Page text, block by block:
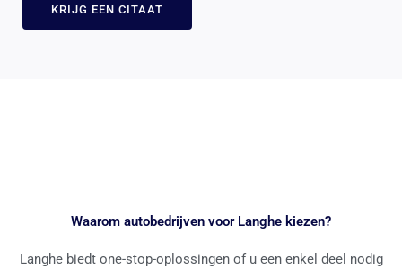
KRIJG EEN CITAAT
Waarom autobedrijven voor Langhe kiezen?
Langhe biedt one-stop-oplossingen of u een enkel deel nodig